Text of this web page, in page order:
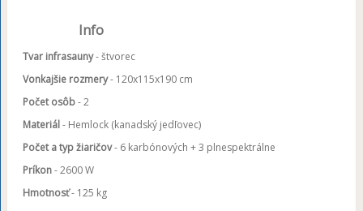
Info
Tvar infrasauny- štvorec
Vonkajšie rozmery- 120x115x190 cm
Počet osôb- 2
Materiál- Hemlock (kanadský jedľovec)
Počet a typ žiaričov- 6 karbónových + 3 plnespektrálne
Príkon- 2600 W
Hmotnosť- 125 kg